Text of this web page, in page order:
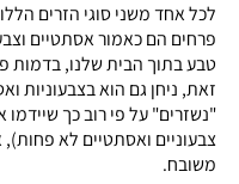
לכל אחד משני סוגי הזרים הללו
פרחים הם כאמור אסתטיים
טבע בתוך הבית שלנו, בדמות
זאת, ניחן גם הוא בצבעוניות
"נשזרים" על פי רוב כך
צבעוניים ואסתטיים לא
משובח.